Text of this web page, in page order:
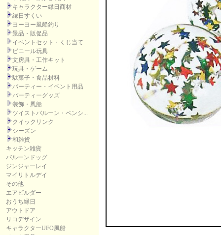
キャラクター縁日商材
縁日すくい
ヨーヨー風船釣り
景品・販促品
イベントセット・くじ当て
ビニール玩具
文房具・工作キット
玩具・ゲーム
駄菓子・食品材料
パーティー・イベント用品
パーティーグッズ
装飾・風船
ツイストバルーン・ペンシ...
クイックリンク
シーズン
和雑貨
キッチン雑貨
バルーンドッグ
ジンジャーレイ
マイリトルデイ
その他
エアビルダー
おうち縁日
アウトドア
リコデザイン
キャラクターUFO風船